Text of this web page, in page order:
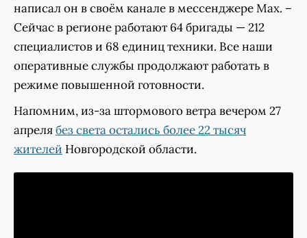
написал он в своём канале в мессенджере Мах. –
Сейчас в регионе работают 64 бригады — 212
специалистов и 68 единиц техники. Все наши
оперативные службы продолжают работать в
режиме повышенной готовности.
Напомним, из-за штормового ветра вечером 27
апрелябез света остались более 22 тысяч
жителей Новгородской области.